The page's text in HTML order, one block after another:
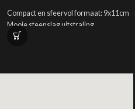
Compact en sfeervol formaat: 9x11cm
Mooie steenslag uitstraling
Geschikt voor waxinelichtje